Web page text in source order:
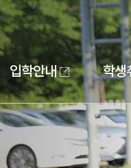
입학안내 학생